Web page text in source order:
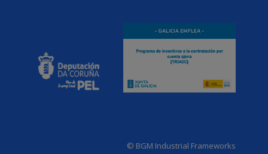
© BGM Industrial Frameworks